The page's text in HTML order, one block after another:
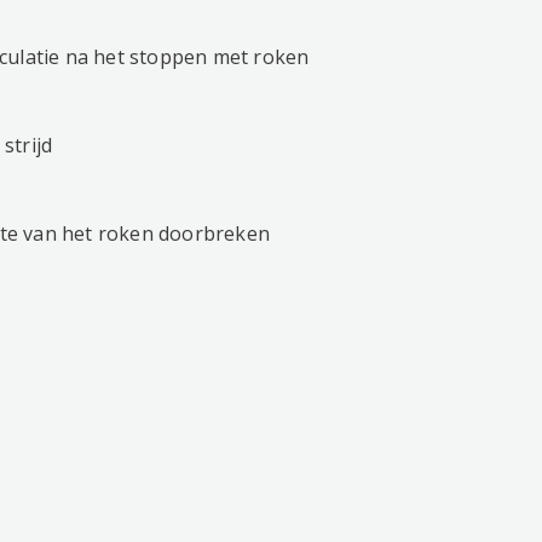
na het stoppen met roken
strijd
van het roken doorbreken